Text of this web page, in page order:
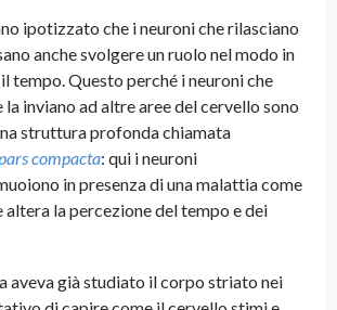
ipotizzato che i neuroni che rilasciano
anche svolgere un ruolo nel modo in
tempo. Questo perché i neuroni che
la inviano ad altre aree del cervello sono
struttura profonda chiamata
parscompacta: qui i neuroni
in presenza di una malattia come
altera la percezione del tempo e dei
aveva già studiato il corpo striato nei